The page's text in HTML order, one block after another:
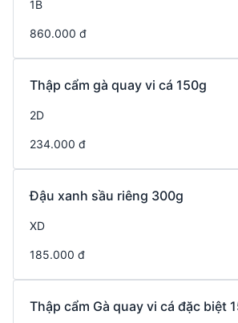
1B
860.000 đ
Thập cẩm gà quay vi cá 150g
2D
234.000 đ
Đậu xanh sầu riêng 300g
XD
185.000 đ
Thập cẩm Gà quay vi cá đặc biệt